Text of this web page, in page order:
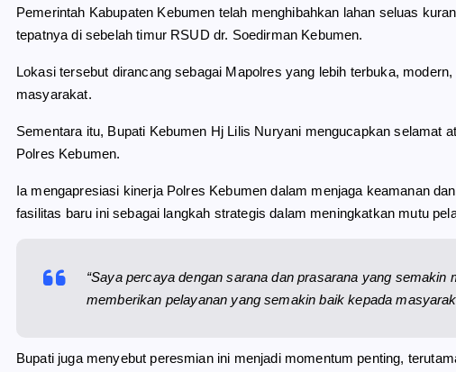
Pemerintah Kabupaten Kebumen telah menghibahkan lahan seluas
tepatnya di sebelah timur RSUD dr. Soedirman Kebumen.
Lokasi tersebut dirancang sebagai Mapolres yang lebih terbuka,
masyarakat.
Sementara itu, Bupati Kebumen Hj Lilis Nuryani mengucapkan selamat
Polres Kebumen.
Ia mengapresiasi kinerja Polres Kebumen dalam menjaga keamanan
fasilitas baru ini sebagai langkah strategis dalam meningkatkan mutu
“Saya percaya dengan sarana dan prasarana yang
memberikan pelayanan yang semakin baik kepada
Bupati juga menyebut peresmian ini menjadi momentum penting,